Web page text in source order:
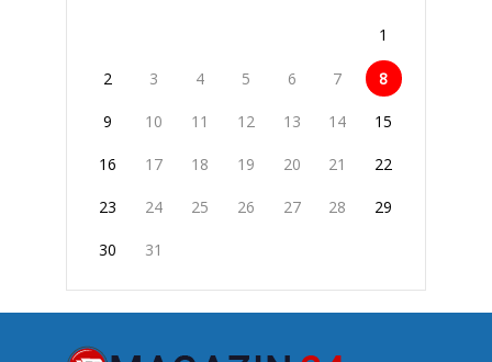
1
2 3 4 5 6 7 8
9 10 11 12 13 14 15
16 17 18 19 20 21 22
23 24 25 26 27 28 29
30 31